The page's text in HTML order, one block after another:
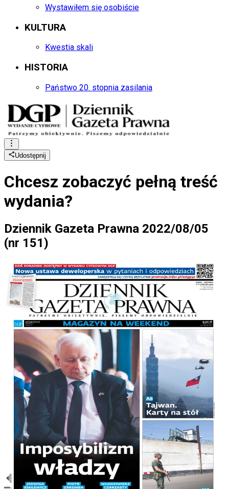
Wystawiłem się osobiście
KULTURA
Kwestia skali
HISTORIA
Państwo 20. stopnia zasilania
Udostępnij
Chcesz zobaczyć pełną treść
wydania?
Dziennik Gazeta Prawna 2022/08/05
(nr 151)